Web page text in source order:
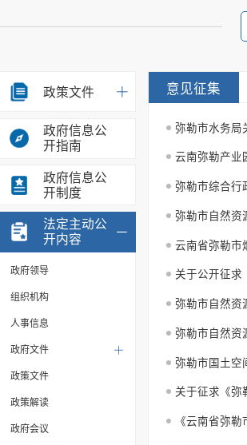
政策文件
政府信息公
开指南
政府信息公
开制度
法定主动公
开内容
政府领导
组织机构
人事信息
政府文件
政策文件
政策解读
政府会议
意见征集
弥勒市水务局
弥勒市综合行
云南省弥勒市
关于公开征求
弥勒市自然资
弥勒市国土空
《云南省弥